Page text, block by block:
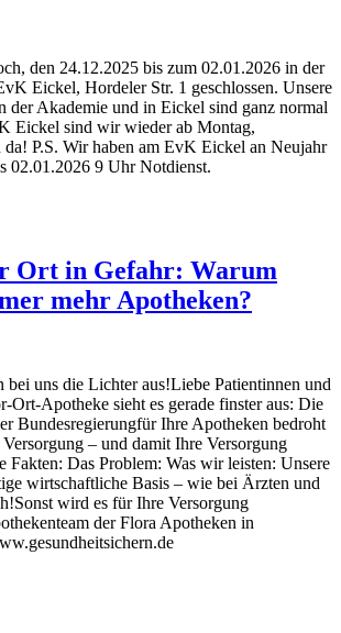
den 24.12.2025 bis zum 02.01.2026 in der
Eickel, Hordeler Str. 1 geschlossen. Unsere
der Akademie und in Eickel sind ganz normal
Eickel sind wir wieder ab Montag,
P.S. Wir haben am EvK Eickel an Neujahr
02.01.2026 9 Uhr Notdienst.
Ort in Gefahr: Warum
mehr Apotheken?
bei uns die Lichter aus!Liebe Patientinnen und
Ort-Apotheke sieht es gerade finster aus: Die
Bundesregierungfür Ihre Apotheken bedroht
– und damit Ihre Versorgung
Das Problem: Was wir leisten: Unsere
wirtschaftliche Basis – wie bei Ärzten und
wird es für Ihre Versorgung
der Flora Apotheken in